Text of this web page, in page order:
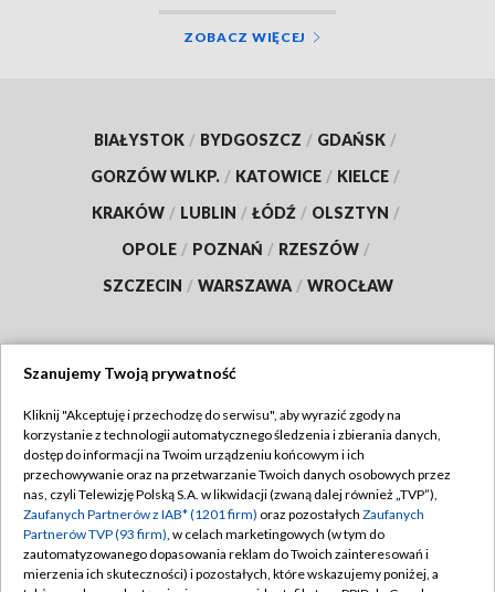
ZOBACZ WIĘCEJ
BIAŁYSTOK / BYDGOSZCZ / GDAŃSK /
GORZÓW WLKP. / KATOWICE / KIELCE /
KRAKÓW / LUBLIN / ŁÓDŹ / OLSZTYN /
OPOLE / POZNAŃ / RZESZÓW /
SZCZECIN / WARSZAWA / WROCŁAW
TVP
Abonament TVP
Emisja w TVP
Centrum informacji TVP
Naziemna Telewizja Cyfrowa
Regulamin TVP
Polityka prywatności
Moje zgody
Pomoc
Szanujemy Twoją prywatność
Kliknij "Akceptuję i przechodzę do serwisu", aby wyrazić zgody na
korzystanie z technologii automatycznego śledzenia i zbierania danych,
dostęp do informacji na Twoim urządzeniu końcowym i ich
przechowywanie oraz na przetwarzanie Twoich danych osobowych przez
nas, czyli Telewizję Polską S.A. w likwidacji (zwaną dalej również „TVP”),
Zaufanych Partnerów z IAB* (1201 firm) oraz pozostałych Zaufanych
Partnerów TVP (93 firm), w celach marketingowych (w tym do
zautomatyzowanego dopasowania reklam do Twoich zainteresowań i
mierzenia ich skuteczności) i pozostałych, które wskazujemy poniżej, a